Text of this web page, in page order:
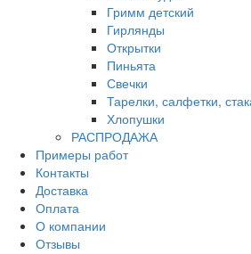
Гримм детский
Гирлянды
Открытки
Пиньята
Свечки
Тарелки, салфетки,
Хлопушки
РАСПРОДАЖА
Примеры работ
Контакты
Доставка
Оплата
О компании
Отзывы